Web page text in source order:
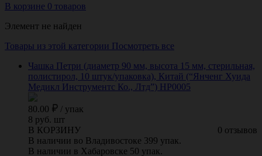
В корзине 0 товаров
Элемент не найден
Товары из этой категории Посмотреть все
Чашка Петри (диаметр 90 мм, высота 15 мм, стерильная,
полистирол, 10 штук/упаковка), Китай (“Янченг Хуида
Медикл Инструментс Ко., Лтд”) HP0005
80.00 / упак
8 руб. шт
0 отзывов
В КОРЗИНУ
В наличии во Владивостоке 399 упак.
В наличии в Хабаровске 50 упак.